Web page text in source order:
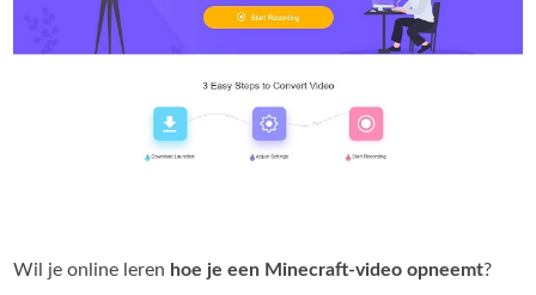
Wil je online leren hoe je een Minecraft‑video opneemt?